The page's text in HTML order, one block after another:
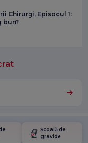
Chirurgi, Episodul 1:
bun?
Școală de
gravide